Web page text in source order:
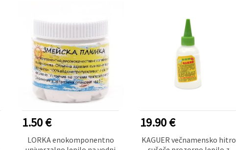
1.50 €
LORKA enokomponentno
19.90 €
KAGUER večnamensko hitro